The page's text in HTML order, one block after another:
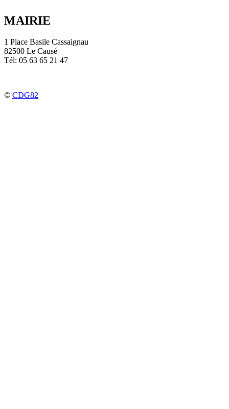
MAIRIE
1 Place Basile Cassaignau
82500 Le Causé
Tél: 05 63 65 21 47
© CDG82